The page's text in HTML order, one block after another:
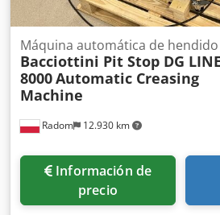
Radom 12.930 km
Máquina automática de hendido
Bacciottini Pit Stop DG LINE
8000Automatic Creasing
Machine
Información de
precio